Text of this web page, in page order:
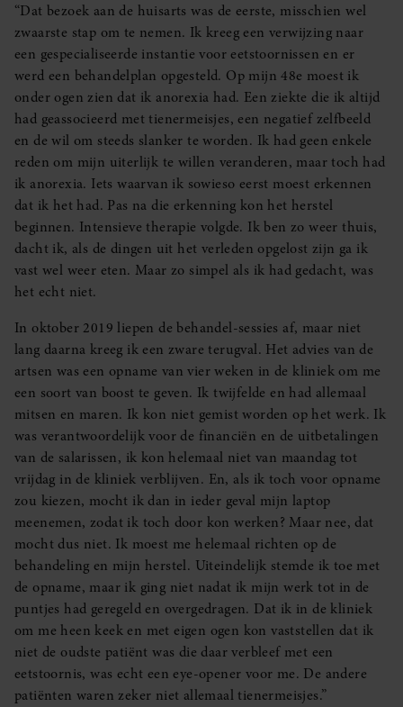
“Dat bezoek aan de huisarts was de eerste, misschien wel
zwaarste stap om te nemen. Ik kreeg een verwijzing naar
een gespecialiseerde instantie voor eetstoornissen en er
werd een behandelplan opgesteld. Op mijn 48e moest ik
onder ogen zien dat ik anorexia had. Een ziekte die ik altijd
had geassocieerd met tienermeisjes, een negatief zelfbeeld
en de wil om steeds slanker te worden. Ik had geen enkele
reden om mijn uiterlijk te willen veranderen, maar toch had
ik anorexia. Iets waarvan ik sowieso eerst moest erkennen
dat ik het had. Pas na die erkenning kon het herstel
beginnen. Intensieve therapie volgde. Ik ben zo weer thuis,
dacht ik, als de dingen uit het verleden opgelost zijn ga ik
vast wel weer eten. Maar zo simpel als ik had gedacht, was
het echt niet.
In oktober 2019 liepen de behandel-sessies af, maar niet
lang daarna kreeg ik een zware terugval. Het advies van de
artsen was een opname van vier weken in de kliniek om me
een soort van boost te geven. Ik twijfelde en had allemaal
mitsen en maren. Ik kon niet gemist worden op het werk. Ik
was verantwoordelijk voor de financiën en de uitbetalingen
van de salarissen, ik kon helemaal niet van maandag tot
vrijdag in de kliniek verblijven. En, als ik toch voor opname
zou kiezen, mocht ik dan in ieder geval mijn laptop
meenemen, zodat ik toch door kon werken? Maar nee, dat
mocht dus niet. Ik moest me helemaal richten op de
behandeling en mijn herstel. Uiteindelijk stemde ik toe met
de opname, maar ik ging niet nadat ik mijn werk tot in de
puntjes had geregeld en overgedragen. Dat ik in de kliniek
om me heen keek en met eigen ogen kon vaststellen dat ik
niet de oudste patiënt was die daar verbleef met een
eetstoornis, was echt een eye-opener voor me. De andere
patiënten waren zeker niet allemaal tienermeisjes.”